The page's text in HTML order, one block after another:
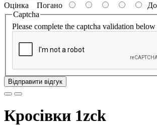
Оцінка Погано
Captcha
Please complete the captcha validation below
Відправити відгук
Кросівки 1zck